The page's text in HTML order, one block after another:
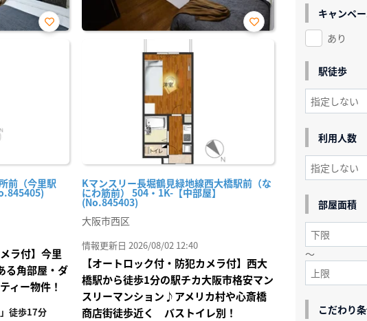
前（今里駅
お気
ラ付】今里
る角部屋・ダ
ィー物件！
徒歩17分
Kマンスリー長堀鶴見緑地線西大橋駅前（な
にわ筋前） 504・1K-【中部屋】
(No.845403)
お気
大阪市西区
情報更新日 2026/08/02 12:40
【オートロック付・防犯カメラ付】西大
橋駅から徒歩1分の駅チカ大阪市格安マン
スリーマンション♪アメリカ村や心斎橋
商店街徒歩近く バストイレ別！
キャンペ
あり
駅徒歩
利用人数
部屋面積
～
こだわり